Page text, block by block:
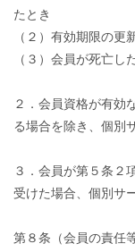
たとき
（２）有効期限の更
（３）会員が死亡し
２．会員資格が有効
る場合を除き、個別
３．会員が第５条２
受けた場合、個別サ
第８条（会員の責任等